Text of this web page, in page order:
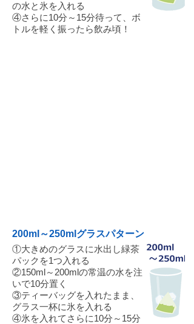
の水と氷を入れる
④さらに10分～15分待って、ボ
トルを軽く振ったら飲み頃！
200ml～250mlグラスパターン
①大きめのグラスに水出し緑茶
パックを1つ入れる
②150ml～200mlの常温の水を注
いで10分置く
③ティーバッグを入れたまま、
グラス一杯に氷を入れる
④氷を入れてさらに10分～15分